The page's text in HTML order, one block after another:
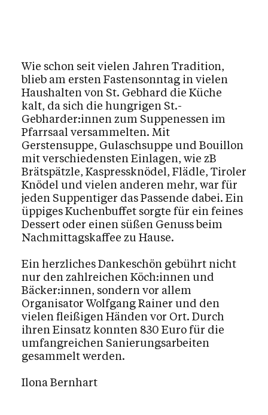
Wie schon seit vielen Jahren Tradition,
blieb am ersten Fastensonntag in vielen
Haushalten von St. Gebhard die Küche
kalt, da sich die hungrigen St.-
Gebharder:innen zum Suppenessen im
Pfarrsaal versammelten. Mit
Gerstensuppe, Gulaschsuppe und Bouillon
mit verschiedensten Einlagen, wie zB
Brätspätzle, Kaspressknödel, Flädle, Tiroler
Knödel und vielen anderen mehr, war für
jeden Suppentiger das Passende dabei. Ein
üppiges Kuchenbuffet sorgte für ein feines
Dessert oder einen süßen Genuss beim
Nachmittagskaffee zu Hause.
Ein herzliches Dankeschön gebührt nicht
nur den zahlreichen Köch:innen und
Bäcker:innen, sondern vor allem
Organisator Wolfgang Rainer und den
vielen fleißigen Händen vor Ort. Durch
ihren Einsatz konnten 830 Euro für die
umfangreichen Sanierungsarbeiten
gesammelt werden.
Ilona Bernhart